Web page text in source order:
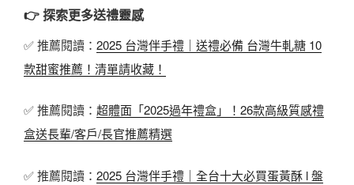
👉 探索更多送禮靈感
✅ 推薦閱讀： 2025 台灣伴手禮｜送禮必備 台灣牛軋糖 10
款甜蜜推薦！清單請收藏！
✅ 推薦閱讀： 超體面「2025過年禮盒」！26款高級質感禮
盒送長輩/客戶/長官推薦精選
✅ 推薦閱讀： 2025 台灣伴手禮｜全台十大必買蛋黃酥 l 盤